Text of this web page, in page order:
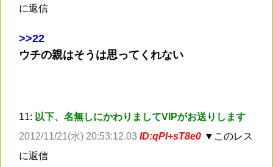
に返信
>>22
ウチの親はそうは思ってくれない
11: 以下、名無しにかわりましてVIPがお送りします
2012/11/21(水) 20:53:12.03 ID:qPl+sT8e0 ▼このレス
に返信